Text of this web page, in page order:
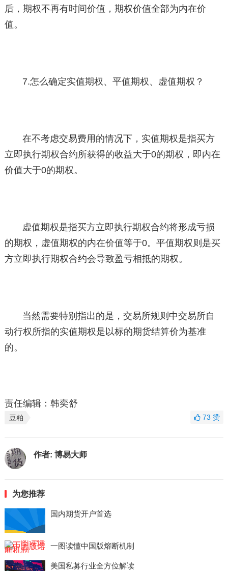
后，期权不再有时间价值，期权价值全部为内在价
值。
7.怎么确定实值期权、平值期权、虚值期权？
在不考虑交易费用的情况下，实值期权是指买方
立即执行期权合约所获得的收益大于0的期权，即内在
价值大于0的期权。
虚值期权是指买方立即执行期权合约将形成亏损
的期权，虚值期权的内在价值等于0。平值期权则是买
方立即执行期权合约会导致盈亏相抵的期权。
当然需要特别指出的是，交易所规则中交易所自
动行权所指的实值期权是以标的期货结算价为基准
的。
责任编辑：韩奕舒
豆粕 73赞
作者: 博易大师
为您推荐
国内期货开户首选
一图读懂中国版熔断机制
美国私募行业全方位解读